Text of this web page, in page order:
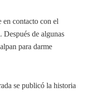
contacto con el
Después de algunas
para darme
se publicó la historia